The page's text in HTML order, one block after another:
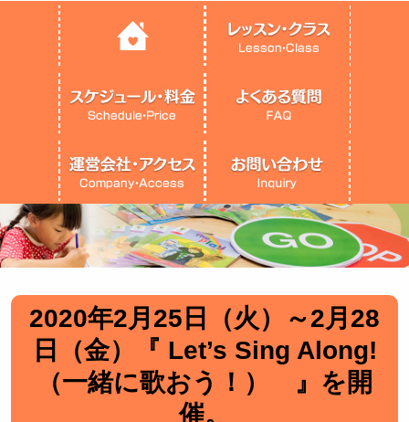
2020年2月25日（火）～2月28
日（金）『 Let’s Sing Along!
（一緒に歌おう！） 』を開
催。